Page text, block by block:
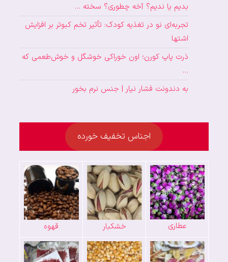
بدیم یا ندیم؟ آخه چطوری؟ سخته …
تجربه‌ای نو در تغذیه کودک: تأثیر تخم کبوتر بر افزایش
اشتها
ذرت پاپ کورن؛ اون خوراکی خوشگل و خوش‌طعمی که
…
به دندونت فشار نیار | جنس نرم بخور
اجناس تخفیف خورده
عطاری خشکبار قهوه